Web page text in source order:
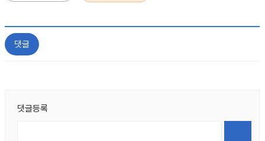
댓글
댓글등록